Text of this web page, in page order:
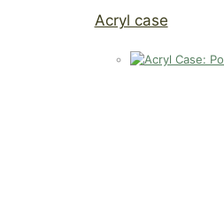
Acryl case